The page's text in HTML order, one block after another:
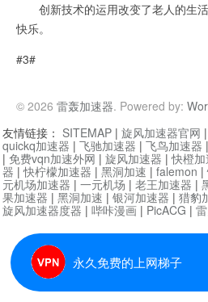
创新技术的运用改变了老人的生活
快乐。
#3#
© 2026 雷轰加速器. Powered by:
永久免费的上网梯子
友情链接： SITEMAP | 旋风加速器官网 |
quickq加速器 | 飞驰加速器 | 飞鸟加速器 |
| 免费vqn加速外网 | 旋风加速器 |快橙
器 |快柠檬加速器 | 黑洞加速 | falemon |
元机场加速器 | 一元机场 | 老王加速器 |
果加速器 | 黑洞加速 | 银河加速器 | 猎豹
旋风加速器度器 | 哔咔漫画 | PicACG |